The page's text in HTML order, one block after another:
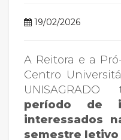
19/02/2026
A Reitora e a
Centro
período de
interessados
semestre letivo